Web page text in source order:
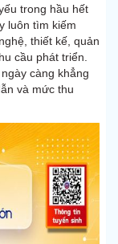
trong hầu hết
luôn tìm kiếm
thiết kế, quản
cầu phát triển.
càng khẳng
và mức thu